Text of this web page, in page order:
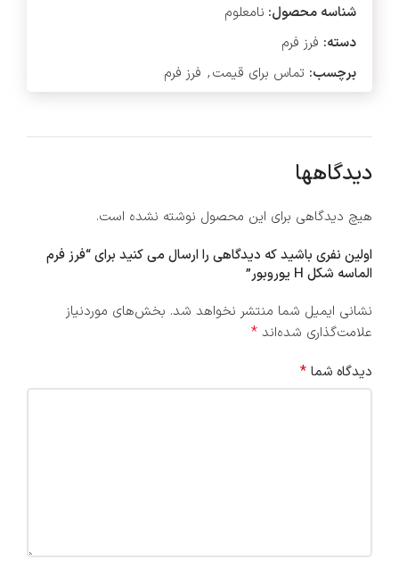
شناسه محصول: نامعلوم
دسته: فرز فرم
برچسب: تماس برای قیمت, فرز فرم
دیدگاهها
هیچ دیدگاهی برای این محصول نوشته نشده است.
اولین نفری باشید که دیدگاهی را ارسال می کنید برای “فرز فرم
الماسه شکل H یوروبور”
نشانی ایمیل شما منتشر نخواهد شد. بخش‌های موردنیاز
علامت‌گذاری شده‌اند *
دیدگاه شما *